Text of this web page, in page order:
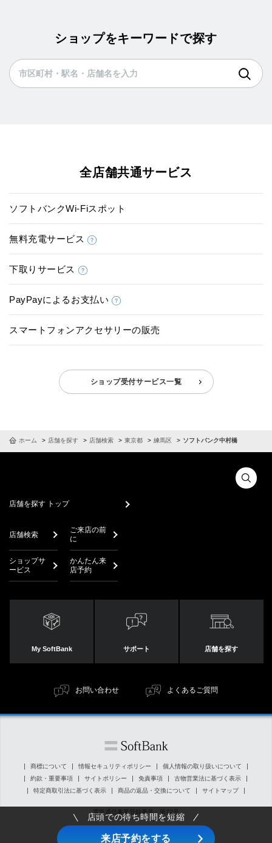
店頭での待ち時間を短縮
来店予約をする
ショップをキーワードで探す
全店舗共通サービス
ソフトバンクWi-Fiスポット
無料充電サービス
下取りサービス
PayPayによるお支払い
スマートフォンアクセサリーの販売
ショップ受付サービス一覧
ホーム 店舗を探す 店舗検索 東京都 練馬区 ソフトバンク中村橋
店舗を探す トップ
店舗検索
ご来店の前
に
ショップサ
ービス
かんたん来
店予約
My SoftBank サポート 店舗を探す
お問い合わせ よくあるご質問
商標について 情報セキュリティポリシー
個人情報の取り扱いについて
約款・重要事項
サイトポリシー 免責事項
古物営業法に基づく表示
特定商取引法に基づく表示
商品の返品・交換について サイトマップ
電気通信事業登録番号：第72号
© SoftBank Corp. All Rights Reserved.